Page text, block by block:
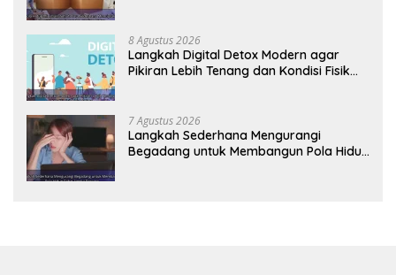
8 Agustus 2026
Langkah Digital Detox Modern agar
Pikiran Lebih Tenang dan Kondisi Fisik
7 Agustus 2026
Langkah Sederhana Mengurangi
Begadang untuk Membangun Pola Hidup